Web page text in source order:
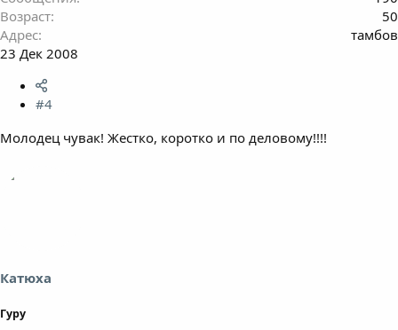
Возраст
50
Адрес
тамбов
23 Дек 2008
#4
Молодец чувак! Жестко, коротко и по деловому!!!!
Катюха
Гуру